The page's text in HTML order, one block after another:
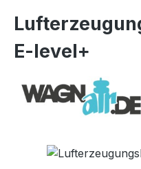
E-level+
Bildergalerie